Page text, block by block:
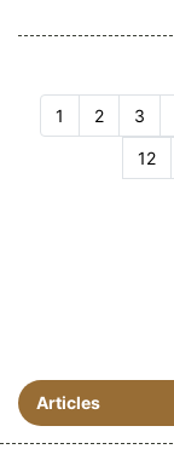
1 2 3
12
Articles